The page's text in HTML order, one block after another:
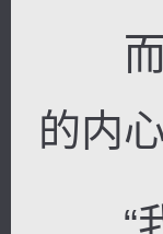
而
的内